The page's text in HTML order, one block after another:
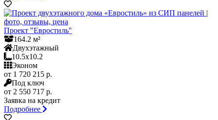
Проект "Евростиль"
164.2 м²
Двухэтажный
10.5x10.2
Эконом
от 1 720 215 р.
Под ключ
от 2 550 717 р.
Заявка на кредит
Подробнее